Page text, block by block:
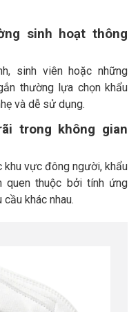
sinh hoạt thông
sinh viên hoặc những
thường lựa chọn khẩu
và dễ sử dụng.
trong không gian
khu vực đông người, khẩu
quen thuộc bởi tính ứng
khác nhau.